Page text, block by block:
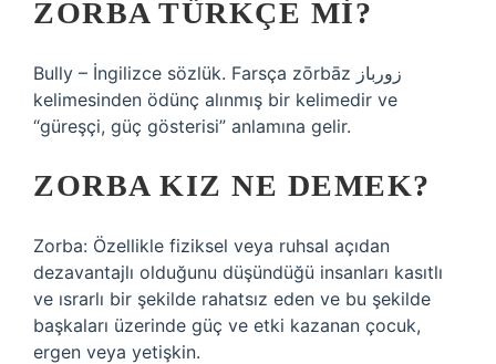
ZORBA TÜRKÇE MI?
Bully – İngilizce sözlük. Farsça zōrbāz زورباز
kelimesinden ödünç alınmış bir kelimedir ve
“güreşçi, güç gösterisi” anlamına gelir.
ZORBA KIZ NE DEMEK?
Zorba: Özellikle fiziksel veya ruhsal açıdan
dezavantajlı olduğunu düşündüğü insanları kasıtlı
ve ısrarlı bir şekilde rahatsız eden ve bu şekilde
başkaları üzerinde güç ve etki kazanan çocuk,
ergen veya yetişkin.